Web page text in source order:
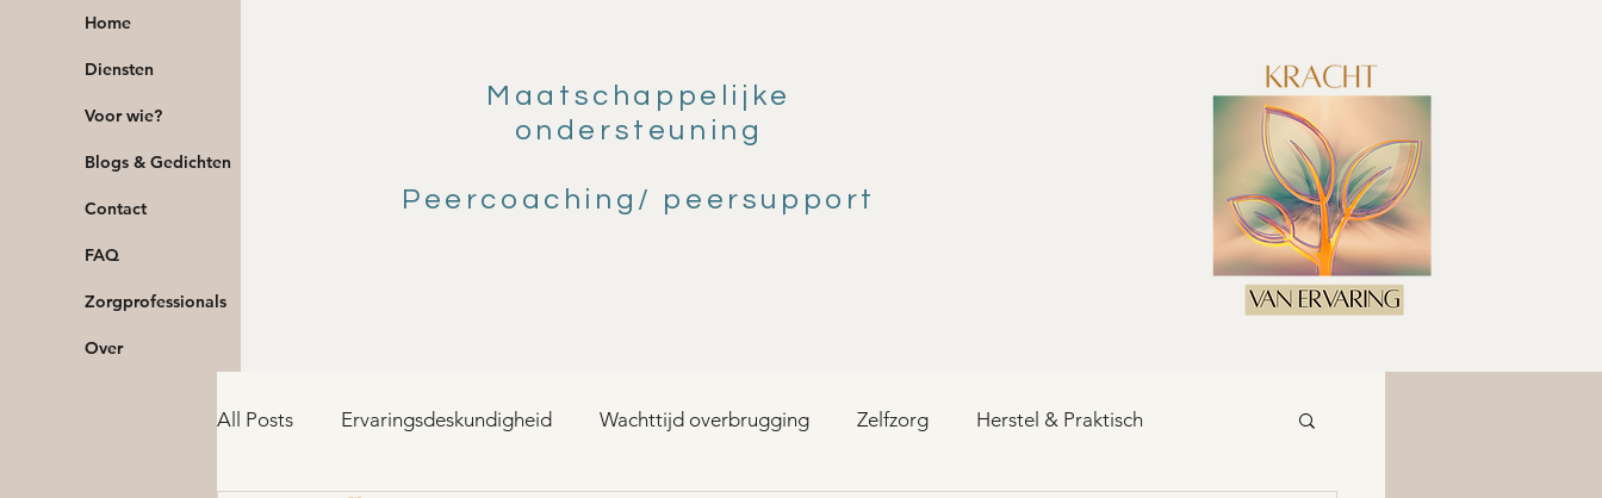
Home
Diensten
Voor wie?
Blogs & Gedichten
Contact
FAQ
Zorgprofessionals
Over
Maatschappelijke
ondersteuning
Peercoaching/ peersupport
All Posts Ervaringsdeskundigheid Wachttijd overbrugging Zelfzorg Herstel & Praktisch